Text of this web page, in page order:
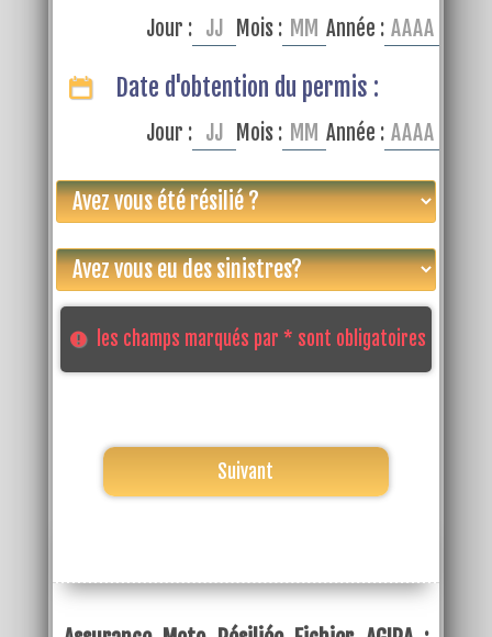
Jour : Mois : Année :
Date d'obtention du permis :
Jour : Mois : Année :
les champs marqués par * sont obligatoires
Suivant